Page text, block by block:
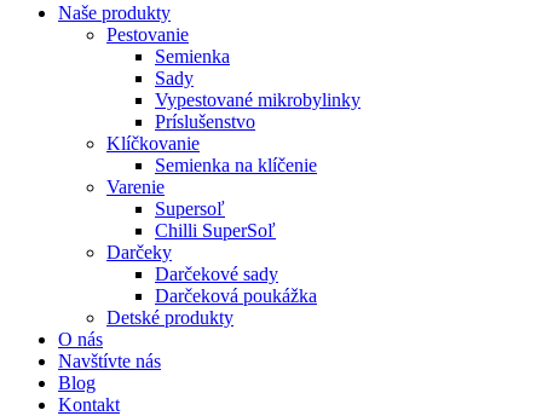
Naše produkty
Pestovanie
Semienka
Sady
Vypestované mikrobylinky
Príslušenstvo
Klíčkovanie
Semienka na klíčenie
Varenie
Supersoľ
Chilli SuperSoľ
Darčeky
Darčekové sady
Darčeková poukážka
Detské produkty
O nás
Navštívte nás
Blog
Kontakt